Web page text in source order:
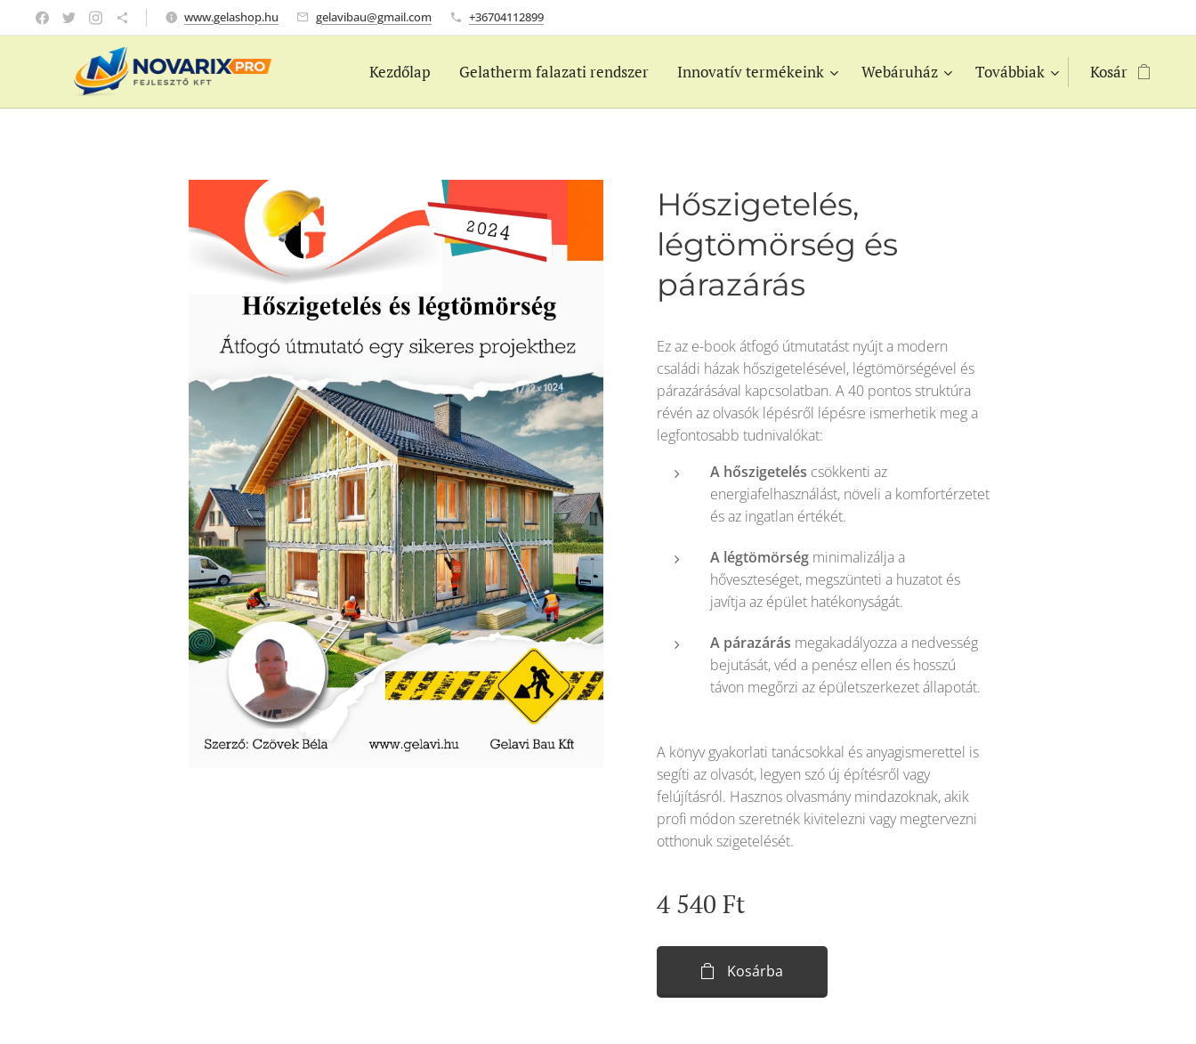
www.gelashop.hu gelavibau@gmail.com +36704112899
Kezdőlap Gelatherm falazati rendszer Innovatív termékeink Webáruház Továbbiak Kosár
Hőszigetelés,
légtömörség és
párazárás
Ez az e-book átfogó útmutatást nyújt a modern
családi házak hőszigetelésével, légtömörségével és
párazárásával kapcsolatban. A 40 pontos struktúra
révén az olvasók lépésről lépésre ismerhetik meg a
legfontosabb tudnivalókat:
A hőszigetelés csökkenti az
energiafelhasználást, növeli a komfortérzetet
és az ingatlan értékét.
A légtömörség minimalizálja a
hőveszteséget, megszünteti a huzatot és
javítja az épület hatékonyságát.
A párazárás megakadályozza a nedvesség
bejutását, véd a penész ellen és hosszú
távon megőrzi az épületszerkezet állapotát.
A könyv gyakorlati tanácsokkal és anyagismerettel is
segíti az olvasót, legyen szó új építésről vagy
felújításról. Hasznos olvasmány mindazoknak, akik
profi módon szeretnék kivitelezni vagy megtervezni
otthonuk szigetelését.
4 540 Ft
Kosárba